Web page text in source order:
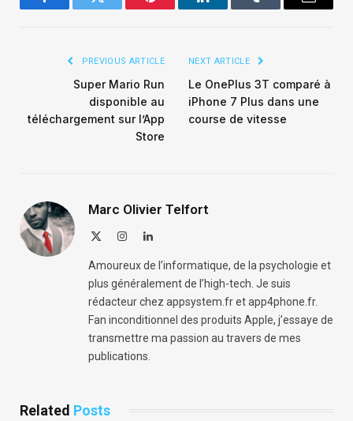
FacebookTwitter Pinterest LinkedInTumblr Email
PREVIOUS ARTICLE
Super Mario Run
disponible au
téléchargement sur l’App
Store
NEXT ARTICLE
Le OnePlus 3T comparé à
iPhone 7 Plus dans une
course de vitesse
Marc Olivier Telfort
InstagramLinkedIn
Amoureux de l’informatique, de la psychologie et
plus généralement de l’high-tech. Je suis
rédacteur chez appsystem.fr et app4phone.fr.
Fan inconditionnel des produits Apple, j’essaye de
transmettre ma passion au travers de mes
publications.
Related Posts